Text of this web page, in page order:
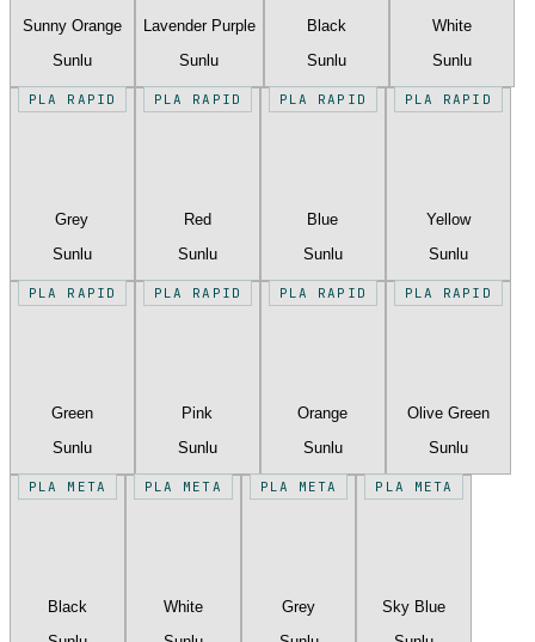
Sunny Orange
Sunlu
Lavender Purple
Sunlu
Black
Sunlu
White
Sunlu
PLA RAPID
Grey
Sunlu
PLA RAPID
Red
Sunlu
PLA RAPID
Blue
Sunlu
PLA RAPID
Yellow
Sunlu
PLA RAPID
Green
Sunlu
PLA RAPID
Pink
Sunlu
PLA RAPID
Orange
Sunlu
PLA RAPID
Olive Green
Sunlu
PLA META
Black
PLA META
White
PLA META
Grey
PLA META
Sky Blue